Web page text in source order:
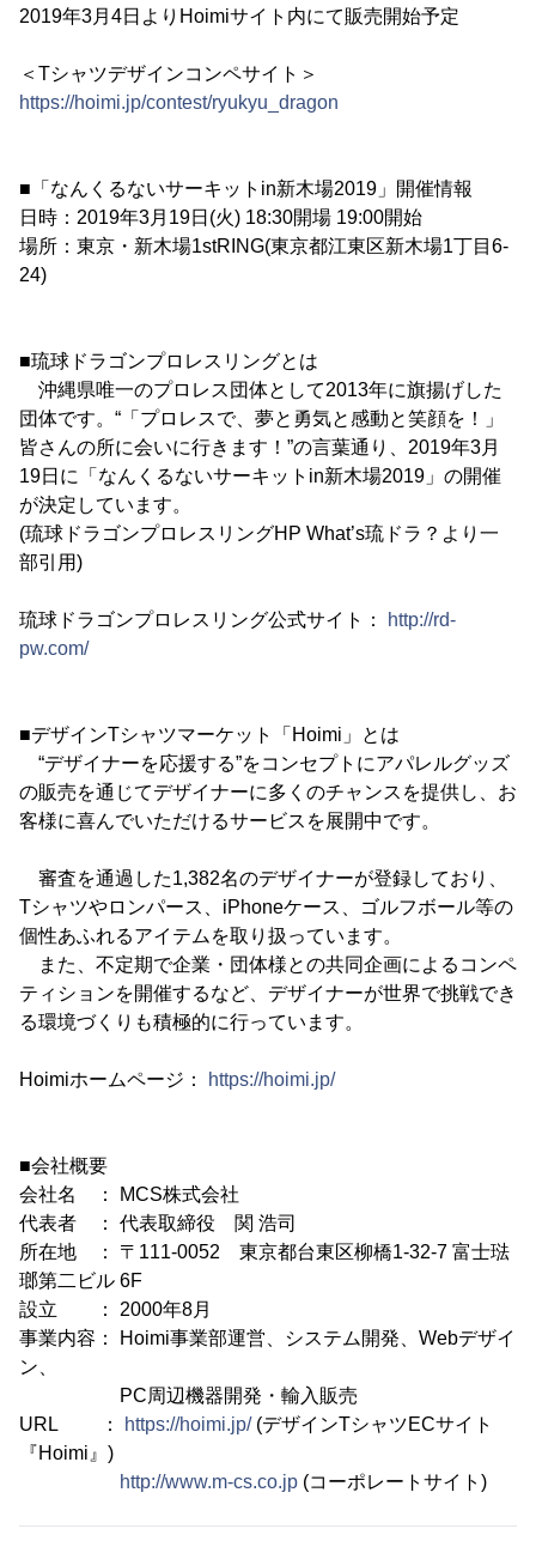
2019年3月4日よりHoimiサイト内にて販売開始予定
＜Tシャツデザインコンペサイト＞
https://hoimi.jp/contest/ryukyu_dragon
■「なんくるないサーキットin新木場2019」開催情報
日時：2019年3月19日(火) 18:30開場 19:00開始
場所：東京・新木場1stRING(東京都江東区新木場1丁目6-
24)
■琉球ドラゴンプロレスリングとは
沖縄県唯一のプロレス団体として2013年に旗揚げした
団体です。“「プロレスで、夢と勇気と感動と笑顔を！」
皆さんの所に会いに行きます！”の言葉通り、2019年3月
19日に「なんくるないサーキットin新木場2019」の開催
が決定しています。
(琉球ドラゴンプロレスリングHP What’s琉ドラ？より一
部引用)
琉球ドラゴンプロレスリング公式サイト：
http://rd-
pw.com/
■デザインTシャツマーケット「Hoimi」とは
“デザイナーを応援する”をコンセプトにアパレルグッズ
の販売を通じてデザイナーに多くのチャンスを提供し、お
客様に喜んでいただけるサービスを展開中です。
審査を通過した1,382名のデザイナーが登録しており、
Tシャツやロンパース、iPhoneケース、ゴルフボール等の
個性あふれるアイテムを取り扱っています。
また、不定期で企業・団体様との共同企画によるコンペ
ティションを開催するなど、デザイナーが世界で挑戦でき
る環境づくりも積極的に行っています。
Hoimiホームページ： https://hoimi.jp/
■会社概要
会社名 ： MCS株式会社
代表者 ： 代表取締役 関 浩司
所在地 ： 〒111-0052 東京都台東区柳橋1-32-7 富士琺
瑯第二ビル 6F
設立 ： 2000年8月
事業内容： Hoimi事業部運営、システム開発、Webデザイ
ン、
PC周辺機器開発・輸入販売
URL ：
https://hoimi.jp/(デザインTシャツECサイト
『Hoimi』)
http://www.m-cs.co.jp (コーポレートサイト)